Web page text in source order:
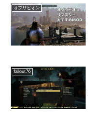
オブリビオン
fallout76